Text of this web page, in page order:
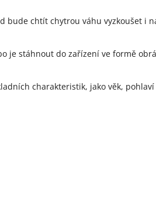
bude chtít chytrou váhu vyzkoušet i
je stáhnout do zařízení ve formě
charakteristik, jako věk,